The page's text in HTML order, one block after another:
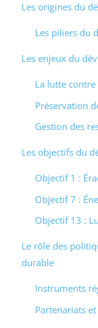
Les origines du
Les piliers du
Les enjeux du
La lutte
Préservation
Gestion des
Les objectifs du
Objectif 1 :
Objectif 7 :
Objectif 13 :
Le rôle des
durable
Instruments
Partenariats